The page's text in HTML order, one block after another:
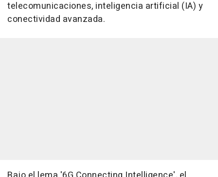
telecomunicaciones, inteligencia artificial (IA) y
conectividad avanzada.